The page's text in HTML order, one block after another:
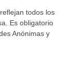
todos los
Es obligatorio
Anónimas y